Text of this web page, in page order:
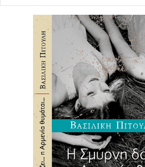
που ορίζει η κατάσταση λόγω
μια πρωτόγνωρη συνθήκη για
θεάτρου. «Επειδή κανείς δεν
στιγμή πήρα την απόφαση να
κανονικά. Να μην σκέφτομαι αν
προβολή, αν θα ανέβει, πότε
καθαρίσω το κεφάλι μου. Να
παράσταση, όπως θα την
πανδημία. Δεν μπορούμε να
δώσουμε. Είχα δώσει μάλιστα
συγκεκριμένη ημερομηνία σαν